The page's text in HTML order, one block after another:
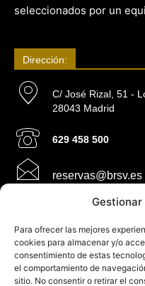
Para ofrecer las mejores
cookies para almacenar y/o
consentimiento de estas
el comportamiento de
sitio. No consentir o retirar el
seleccionados por un
Dirección:
C/ José Rizal, 51 -
28043 Madrid
629 458 500
reservas@brsv.es
Información:
Ley de cookies